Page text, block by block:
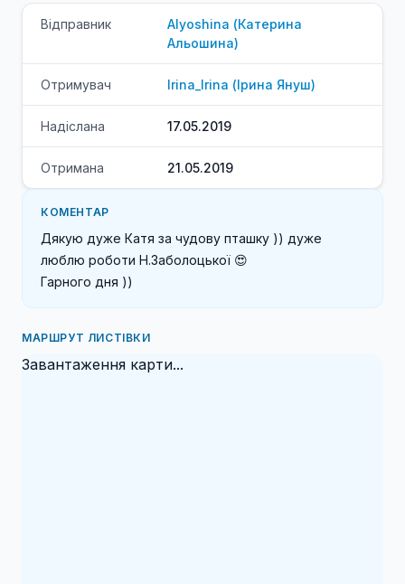
Відправник Alyoshina (Катерина
Альошина)
Отримувач Irina_Irina (Ірина Януш)
Надіслана 17.05.2019
Отримана 21.05.2019
КОМЕНТАР
Дякую дуже Катя за чудову пташку )) дуже
люблю роботи Н.Заболоцької 😍
Гарного дня ))
МАРШРУТ ЛИСТІВКИ
Завантаження карти...